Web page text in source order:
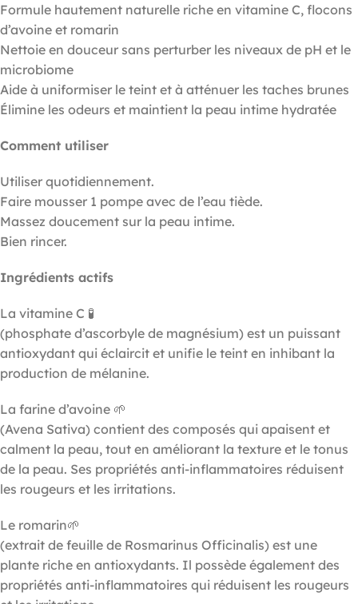
Formule hautement naturelle riche en vitamine C, flocons
d’avoine et romarin
Nettoie en douceur sans perturber les niveaux de pH et le
microbiome
Aide à uniformiser le teint et à atténuer les taches brunes
Élimine les odeurs et maintient la peau intime hydratée
Comment utiliser
Utiliser quotidiennement.
Faire mousser 1 pompe avec de l’eau tiède.
Massez doucement sur la peau intime.
Bien rincer.
Ingrédients actifs
La vitamine C 🧪
(phosphate d’ascorbyle de magnésium) est un puissant
antioxydant qui éclaircit et unifie le teint en inhibant la
production de mélanine.
La farine d’avoine 🌱
(Avena Sativa) contient des composés qui apaisent et
calment la peau, tout en améliorant la texture et le tonus
de la peau. Ses propriétés anti-inflammatoires réduisent
les rougeurs et les irritations.
Le romarin🌱
(extrait de feuille de Rosmarinus Officinalis) est une
plante riche en antioxydants. Il possède également des
propriétés anti-inflammatoires qui réduisent les rougeurs